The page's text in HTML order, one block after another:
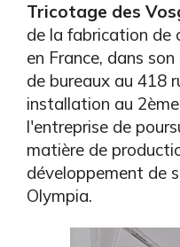
Tricotage des
de la fabrication de
en France, dans
de bureaux au 418
installation au
l'entreprise de
matière de
développement de
Olympia.